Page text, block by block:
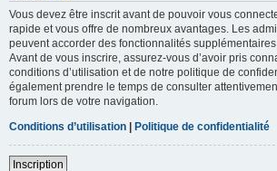
Vous devez être inscrit avant de pouvoir vous
rapide et vous offre de nombreux avantages. Les
peuvent accorder des fonctionnalités
Avant de vous inscrire, assurez-vous d’avoir pris
conditions d’utilisation et de notre politique de
également prendre le temps de consulter
forum lors de votre navigation.
Conditions d’utilisation | Politique de confidentialité
Inscription